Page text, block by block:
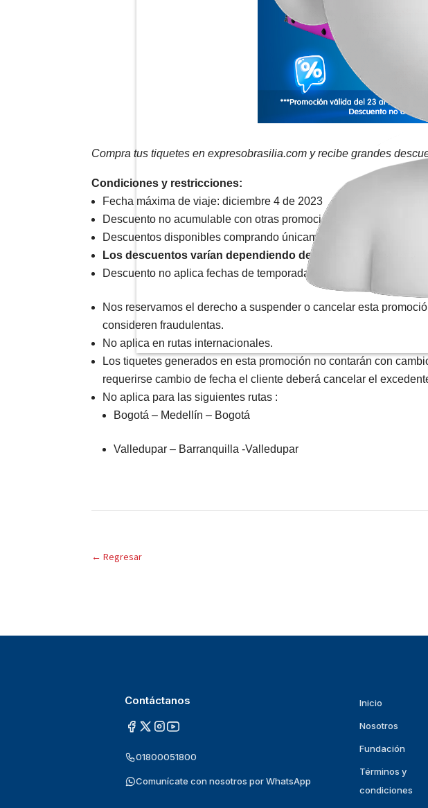
Compra tus tiquetes en expresobrasilia.com y recibe grandes
Condiciones y restricciones:
Fecha máxima de viaje: diciembre 4 de 2023
Descuento no acumulable con otras promociones.
Descuentos disponibles comprando únicamente a través de
Los descuentos varían dependiendo de acuerdo con la ruta –
Descuento no aplica fechas de temporada alta.
Nos reservamos el derecho a suspender o cancelar esta
consideren fraudulentas.
No aplica en rutas internacionales.
Los tiquetes generados en esta promoción no contarán con
requerirse cambio de fecha el cliente deberá cancelar el
No aplica para las siguientes rutas :
Bogotá – Medellín – Bogotá
Valledupar – Barranquilla -Valledupar
← Regresar
Contáctanos
01800051800
Comunícate con nosotros por WhatsApp
Inicio
Nosotros
Fundación
Términos y
condiciones